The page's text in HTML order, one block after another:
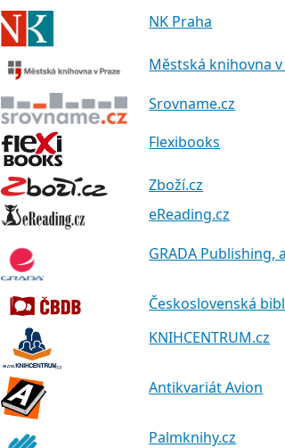
NK Praha
Městská knihovna
Srovname.cz
Flexibooks
Zboží.cz
eReading.cz
GRADA Publishing,
Československá
KNIHCENTRUM.cz
Antikvariát Avion
Palmknihy.cz